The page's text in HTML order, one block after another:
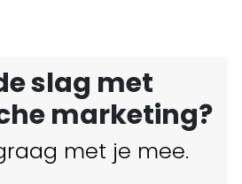
slag met
marketing?
met je mee.